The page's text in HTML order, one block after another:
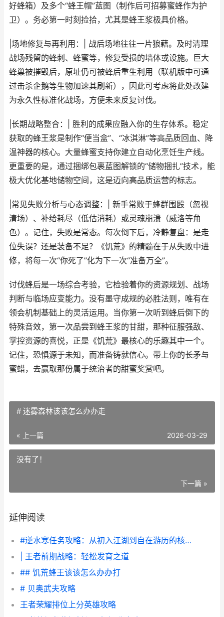
好蜂箱）及多个“蜂王帽”蓝图（制作后可招募蜜蜂作为护
卫）。务必第一时刻捡拾，尤其是蜂王浆极具价格。
|场地修复与再利用：| 战后场地往往一片狼藉。及时清理
战场残留的蜂刺、蜂蜜等，修复受损的墙体或设施。巨大
蜂巢被摧毁后，原址仍可被蜂后重生利用（联机版中可通
过击杀企鹅等生物加速其刷新），因此可考虑将此处改建
为永久性标准化战场，方便未来反复讨伐。
|长期战略整合：| 胜利的成果应融入你的生存体系。稳定
获取的蜂王浆是制作“便当盒”、“冰淇淋”等高品质回血、降
温神器的核心。大量蜂蜜支持你建立自动化烹饪生产线。
更重要的是，通过捆绑包裹蓝图解锁的“储物捆扎”技术，能
极大优化基地储物空间，这是迈向高品质运营的标志。
|常见失败分析与心态调整：| 新手常败于蜂群围殴（忽视
清场）、补给耗尽（低估消耗）或灵魂崩溃（威洛等角
色）。记住，失败是常态。每次倒下后，冷静复盘：是走
位失误？还是装备不足？《饥荒》的精髓在于从失败中进
修，将每一次“你死了”化为下一次“准备万全”。
讨伐蜂后是一场综合考验，它检验着你的资源规划、战场
判断与临场应变能力。没有墨守成规的必胜法则，唯有在
领会机制基础上的灵活运用。当你第一次听到蜂后倒下的
特殊音效，第一次品尝到蜂王浆的甘甜，那种征服强敌、
掌控资源的喜悦，正是《饥荒》最核心的乐趣其中一个。
记住，恐惧源于未知，而准备铸就信心。带上你的长矛与
蜜蜡，去赢取那份属于统治者的甜蜜奖赏吧。
# 迷雾森林该该怎么办办走
« 上一篇 2026-03-29
没有了！
下一篇 »
延伸阅读
#逆水寒任务攻略：从初入江湖到自在游历的核心指南#
| 王者前期战略：轻松发育之道
## 饥荒蜂王该该怎么办办打
# 贝奥武夫攻略
王者荣耀排位上分英雄攻略